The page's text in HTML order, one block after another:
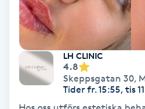
Yoga Nidra
Yogamassage
Zonterapi
LH CLINIC
4.8
Skeppsgatan 30,
Tider fr. 15:55, tis